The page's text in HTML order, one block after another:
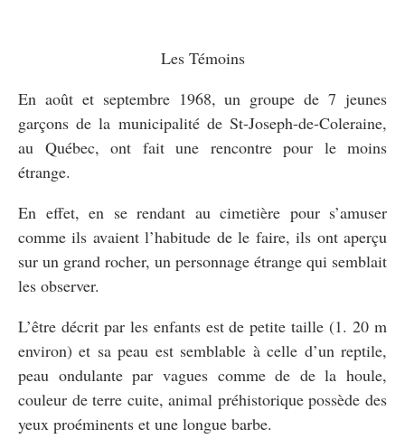
Les Témoins
En août et septembre 1968, un groupe de 7 jeunes
garçons de la municipalité de St-Joseph-de-Coleraine,
au Québec, ont fait une rencontre pour le moins
étrange.
En effet, en se rendant au cimetière pour s’amuser
comme ils avaient l’habitude de le faire, ils ont aperçu
sur un grand rocher, un personnage étrange qui semblait
les observer.
L’être décrit par les enfants est de petite taille (1. 20 m
environ) et sa peau est semblable à celle d’un reptile,
peau ondulante par vagues comme de de la houle,
couleur de terre cuite, animal préhistorique possède des
yeux proéminents et une longue barbe.